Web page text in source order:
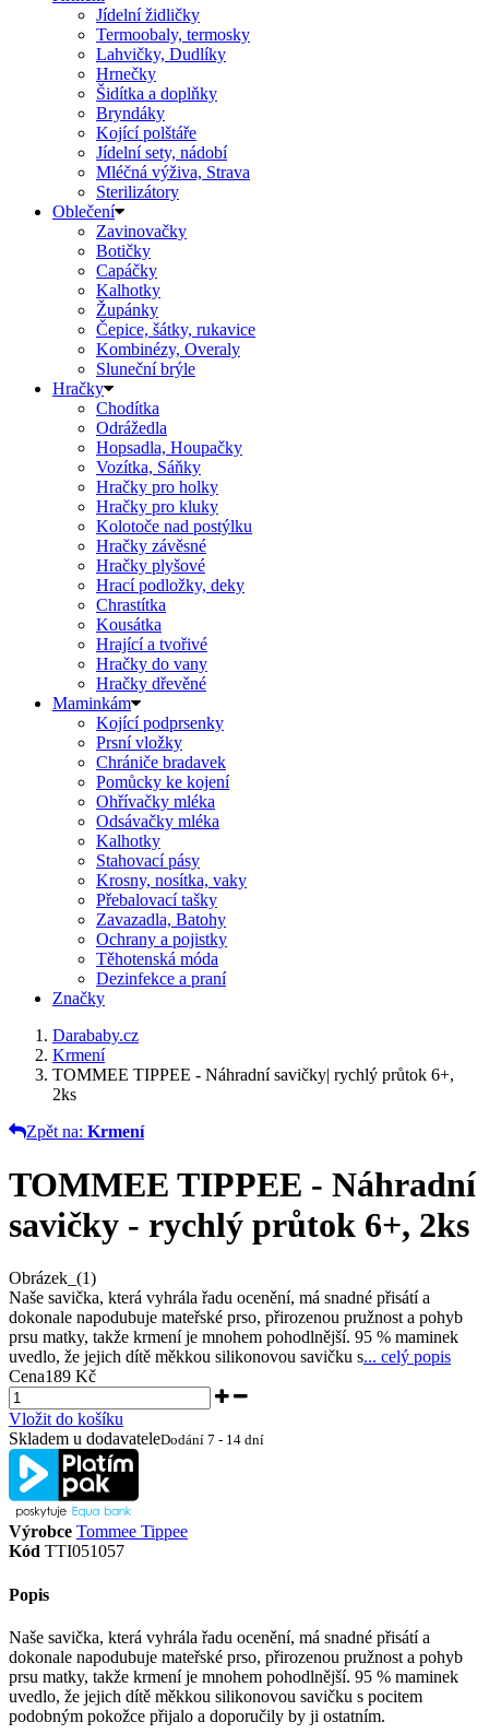
Jídelní židličky
Termoobaly, termosky
Lahvičky, Dudlíky
Hrnečky
Šidítka a doplňky
Bryndáky
Kojící polštáře
Jídelní sety, nádobí
Mléčná výživa, Strava
Sterilizátory
Oblečení
Zavinovačky
Botičky
Capáčky
Kalhotky
Župánky
Čepice, šátky, rukavice
Kombinézy, Overaly
Sluneční brýle
Hračky
Chodítka
Odrážedla
Hopsadla, Houpačky
Vozítka, Sáňky
Hračky pro holky
Hračky pro kluky
Kolotoče nad postýlku
Hračky závěsné
Hračky plyšové
Hrací podložky, deky
Chrastítka
Kousátka
Hrající a tvořivé
Hračky do vany
Hračky dřevěné
Maminkám
Kojící podprsenky
Prsní vložky
Chrániče bradavek
Pomůcky ke kojení
Ohřívačky mléka
Odsávačky mléka
Kalhotky
Stahovací pásy
Krosny, nosítka, vaky
Přebalovací tašky
Zavazadla, Batohy
Ochrany a pojistky
Těhotenská móda
Dezinfekce a praní
Značky
Darababy.cz
Krmení
TOMMEE TIPPEE - Náhradní savičky| rychlý průtok 6+,
2ks
Zpět na: Krmení
TOMMEE TIPPEE - Náhradní
savičky - rychlý průtok 6+, 2ks
Obrázek_(1)
Naše savička, která vyhrála řadu ocenění, má snadné přisátí a
dokonale napodubuje mateřské prso, přirozenou pružnost a pohyb
prsu matky, takže krmení je mnohem pohodlnější. 95 % maminek
uvedlo, že jejich dítě měkkou silikonovou savičku s... celý popis
Cena189 Kč
Vložit do košíku
Skladem u dodavateleDodání 7 - 14 dní
Výrobce Tommee Tippee
Kód TTI051057
Popis
Naše savička, která vyhrála řadu ocenění, má snadné přisátí a
dokonale napodubuje mateřské prso, přirozenou pružnost a pohyb
prsu matky, takže krmení je mnohem pohodlnější. 95 % maminek
uvedlo, že jejich dítě měkkou silikonovou savičku s pocitem
podobným pokožce přijalo a doporučily by ji ostatním.